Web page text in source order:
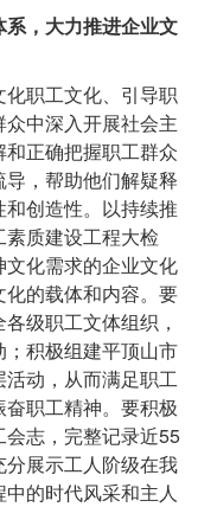
系，大力推进企业文
职工文化、引导职
中深入开展社会主
正确把握职工群众
，帮助他们解疑释
创造性。以持续推
质建设工程大检
化需求的企业文化
的载体和内容。要
级职工文体组织，
积极组建平顶山市
动，从而满足职工
职工精神。要积极
志，完整记录近55
展示工人阶级在我
的时代风采和主人